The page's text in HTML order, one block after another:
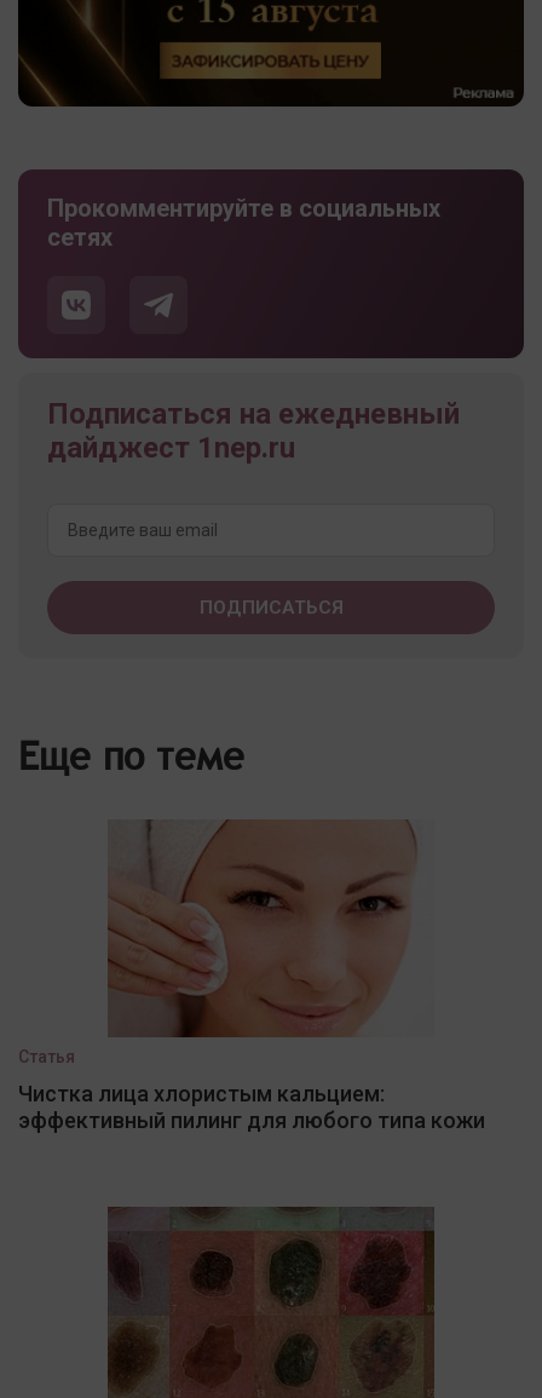
Прокомментируйте в социальных
сетях
Подписаться на ежедневный
дайджест 1nep.ru
Еще по теме
Статья
Чистка лица хлористым кальцием:
эффективный пилинг для любого типа кожи